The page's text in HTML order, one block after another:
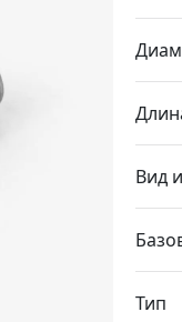
Вид
Тип